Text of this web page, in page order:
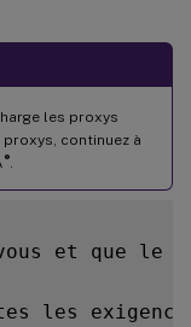
les proxys
continuez à
®.
et que le
les